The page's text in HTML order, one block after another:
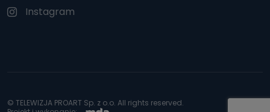
Instagram
© TELEWIZJA PROART Sp. z o.o. All rights reserved.